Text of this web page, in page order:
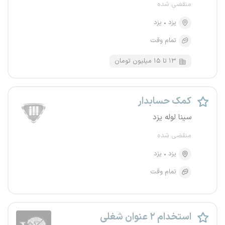
منقضی شده
یزد
یزد
تمام وقت
۱۳ تا ۱۵ میلیون تومان
کمک حسابدار
سینا لوله یزد
منقضی شده
یزد
یزد
تمام وقت
استخدام ۲ عنوان شغلی